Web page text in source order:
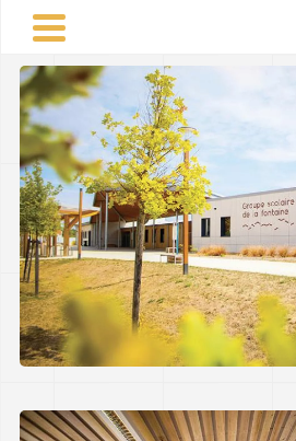
d'études acoustiques
Verdun-sur-
Panneau de gestion des cookies